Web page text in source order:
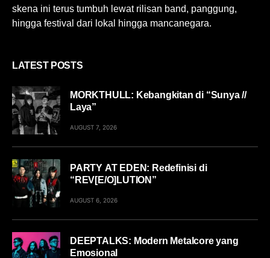
skena ini terus tumbuh lewat rilisan band, panggung,
hingga festival dari lokal hingga mancanegara.
LATEST POSTS
MORKTHULL: Kebangkitan di “Sunya //
Laya”
AUGUST 7, 2026
PARTY AT EDEN: Redefinisi di
“REV[E/O]LUTION”
AUGUST 6, 2026
DEEPTALKS: Modern Metalcore yang
Emosional